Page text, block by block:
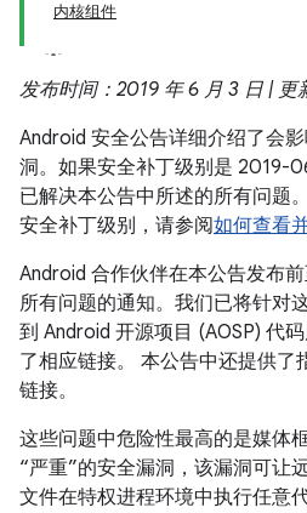
内核组件
发布时间：2019 年 6 月 3 日 | 更
Android 安全公告详细介绍了会
洞。如果安全补丁级别是 2019-
已解决本公告中所述的所有问题
安全补丁级别，请参阅如何查看
Android 合作伙伴在本公告发布
所有问题的通知。我们已将针对
到 Android 开源项目 (AOSP) 代
了相应链接。 本公告中还提供了
链接。
这些问题中危险性最高的是媒体
“严重”的安全漏洞，该漏洞可让
文件在特权进程环境中执行任意